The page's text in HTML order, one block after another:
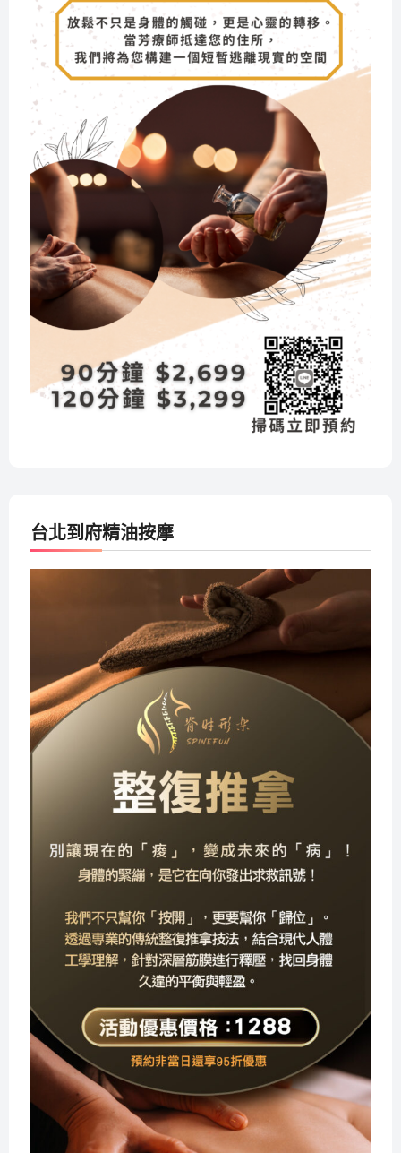
台北到府精油按摩